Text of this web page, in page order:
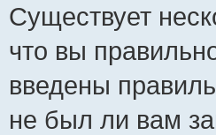
Существует
что вы
введены
не был ли вам